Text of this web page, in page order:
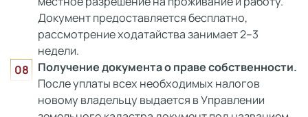
Документ предоставляется бесплатно,
рассмотрение ходатайства занимает 2–3
недели.
Получение документа о праве собственности.
После уплаты всех необходимых налогов
новому владельцу выдается в Управлении